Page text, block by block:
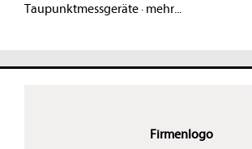
Taupunktmessgeräte· mehr...
Firmenlogo